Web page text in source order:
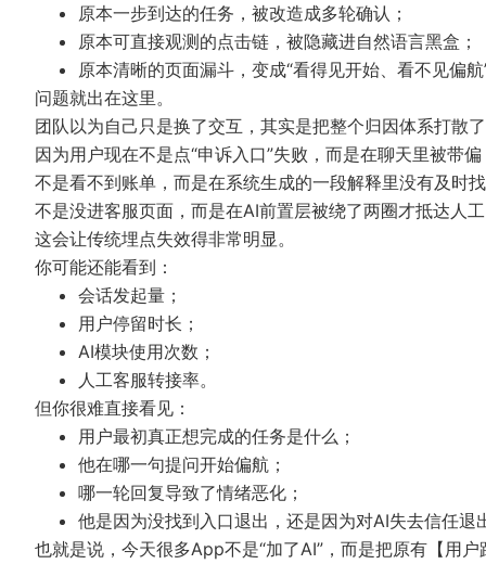
原本一步到达的任务，被改造成多轮确认；
原本可直接观测的点击链，被隐藏进自然语言黑盒；
原本清晰的页面漏斗，变成“看得见开始、看不见偏
问题就出在这里。
团队以为自己只是换了交互，其实是把整个归因体系打散
因为用户现在不是点“申诉入口”失败，而是在聊天里被带偏
不是看不到账单，而是在系统生成的一段解释里没有及时
不是没进客服页面，而是在AI前置层被绕了两圈才抵达人
这会让传统埋点失效得非常明显。
你可能还能看到：
会话发起量；
用户停留时长；
AI模块使用次数；
人工客服转接率。
但你很难直接看见：
用户最初真正想完成的任务是什么；
他在哪一句提问开始偏航；
哪一轮回复导致了情绪恶化；
他是因为没找到入口退出，还是因为对AI失去信任退
也就是说，今天很多App不是“加了AI”，而是把原有【用